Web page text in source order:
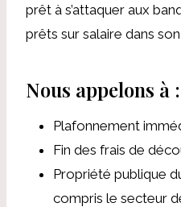
prêt à s’attaquer aux
prêts sur salaire dans
Nous appelons à :
Plafonnement
Fin des frais de
Propriété publique
compris le secteur